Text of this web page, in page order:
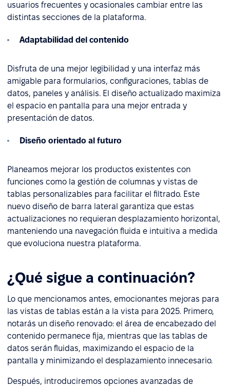
usuarios frecuentes y ocasionales cambiar entre las
distintas secciones de la plataforma.
Adaptabilidad del contenido
Disfruta de una mejor legibilidad y una interfaz más
amigable para formularios, configuraciones, tablas de
datos, paneles y análisis. El diseño actualizado maximiza
el espacio en pantalla para una mejor entrada y
presentación de datos.
Diseño orientado al futuro
Planeamos mejorar los productos existentes con
funciones como la gestión de columnas y vistas de
tablas personalizables para facilitar el filtrado. Este
nuevo diseño de barra lateral garantiza que estas
actualizaciones no requieran desplazamiento horizontal,
manteniendo una navegación fluida e intuitiva a medida
que evoluciona nuestra plataforma.
¿Qué sigue a continuación?
Lo que mencionamos antes, emocionantes mejoras para
las vistas de tablas están a la vista para 2025. Primero,
notarás un diseño renovado: el área de encabezado del
contenido permanece fija, mientras que las tablas de
datos serán fluidas, maximizando el espacio de la
pantalla y minimizando el desplazamiento innecesario.
Después, introduciremos opciones avanzadas de